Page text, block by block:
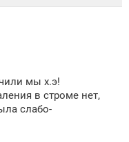
мы х.э!
в строме нет,
слабо-